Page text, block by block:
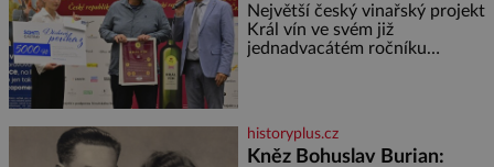
Největší český vinařský projekt
Král vín ve svém již
jednadvacátém ročníku
historyplus.cz
Kněz Bohuslav Burian: